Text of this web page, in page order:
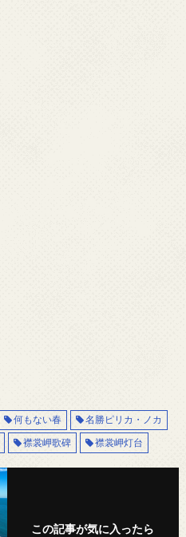
何もない春
名勝ピリカ・ノカ
襟裳岬歌碑 襟裳岬灯台
この記事が気に入ったら